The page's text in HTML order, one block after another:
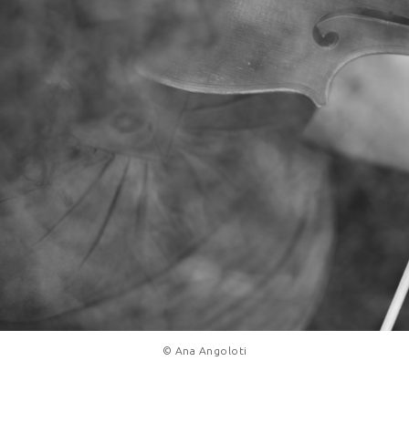
© Ana Angoloti